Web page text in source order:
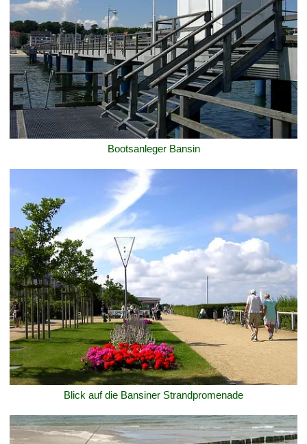
Bootsanleger Bansin
Blick auf die Bansiner Strandpromenade